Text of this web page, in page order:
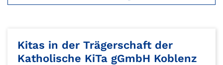
Kitas in der Trägerschaft der
Katholische KiTa gGmbH Koblenz